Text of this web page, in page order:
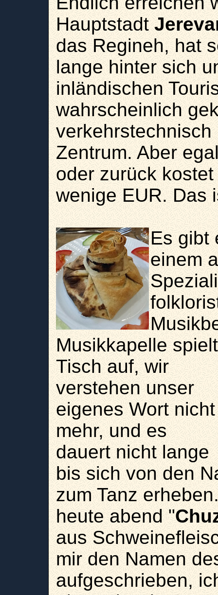
Hauptstadt
das Regineh, hat
lange hinter sich
inländischen
wahrscheinlich
Zentrum. Aber
oder zurück
wenige EUR. Das
Es gibt
einem
Musikkapelle
Tisch auf, wir
verstehen unser
eigenes Wort nicht
mehr, und es
dauert nicht lange
bis sich von den
zum Tanz
heute abend "
aus
mir den Namen
aufgeschrieben,